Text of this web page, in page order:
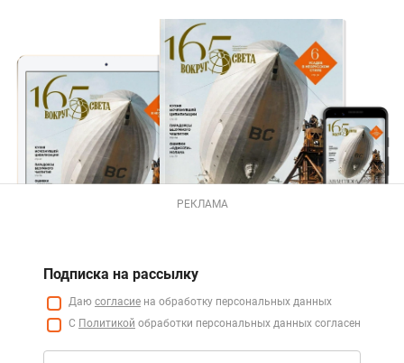
РЕКЛАМА
Подписка на рассылку
Даю согласие на обработку персональных данных
С Политикой обработки персональных данных согласен